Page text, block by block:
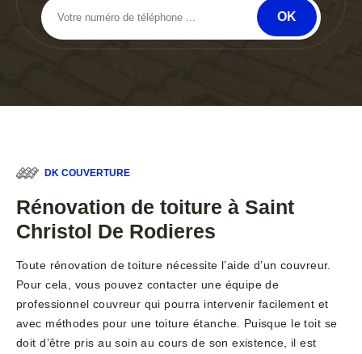
DK COUVERTURE
Rénovation de toiture à Saint
Christol De Rodieres
Toute rénovation de toiture nécessite l’aide d’un couvreur.
Pour cela, vous pouvez contacter une équipe de
professionnel couvreur qui pourra intervenir facilement et
avec méthodes pour une toiture étanche. Puisque le toit se
doit d’être pris au soin au cours de son existence, il est